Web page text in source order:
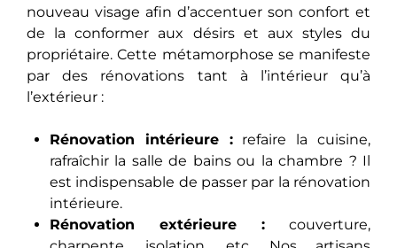
nouveau visage afin d’accentuer son confort et
de la conformer aux désirs et aux styles du
propriétaire. Cette métamorphose se manifeste
par des rénovations tant à l’intérieur qu’à
l’extérieur :
Rénovation intérieure :refaire la cuisine,
rafraîchir la salle de bains ou la chambre ? Il
est indispensable de passer par la rénovation
intérieure.
Rénovation extérieure : couverture,